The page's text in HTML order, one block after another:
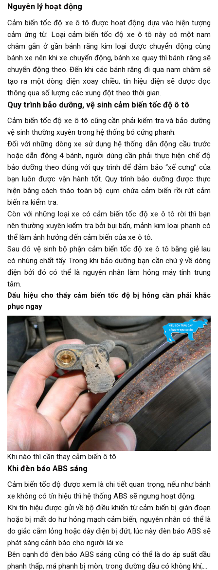
Nguyên lý hoạt động
Cảm biến tốc độ xe ô tô được hoạt động dựa vào hiện tượng
cảm ứng từ. Loại cảm biến tốc độ xe ô tô này có một nam
châm gắn ở gần bánh răng kim loại được chuyển động cùng
bánh xe nên khi xe chuyển động, bánh xe quay thì bánh răng sẽ
chuyển động theo. Đến khi các bánh răng đi qua nam châm sẽ
tạo ra một dòng điện xoay chiều, tín hiệu điện sẽ được đọc
thông qua số lượng các xung đột theo thời gian.
Quy trình bảo dưỡng, vệ sinh cảm biến tốc độ ô tô
Cảm biến tốc độ xe ô tô cũng cần phải kiểm tra và bảo dưỡng
vệ sinh thường xuyên trong hệ thống bó cứng phanh.
Đối với những dòng xe sử dụng hệ thống dẫn động cầu trước
hoặc dẫn động 4 bánh, người dùng cần phải thực hiện chế độ
bảo dưỡng theo đúng với quy trình để đảm bảo “xế cưng” của
bạn luôn được vận hành tốt. Quy trình bảo dưỡng được thực
hiện bằng cách tháo toàn bộ cụm chứa cảm biến rồi rút cảm
biến ra kiểm tra.
Còn với những loại xe có cảm biến tốc độ xe ô tô rời thì bạn
nên thường xuyên kiểm tra bởi bụi bẩn, mảnh kim loại phanh có
thể làm ảnh hưởng đến cảm biến của xe ô tô.
Sau đó vệ sinh bộ phận cảm biến tốc độ xe ô tô bằng giẻ lau
có nhúng chất tẩy. Trong khi bảo dưỡng bạn cần chú ý về dòng
điện bởi đó có thể là nguyên nhân làm hỏng máy tính trung
tâm.
Dấu hiệu cho thấy cảm biến tốc độ bị hỏng cần phải khắc
phục ngay
Khi nào thì cần thay cảm biến ô tô
Khi đèn báo ABS sáng
Cảm biến tốc độ được xem là chi tiết quan trọng, nếu như bánh
xe không có tín hiệu thì hệ thống ABS sẽ ngưng hoạt động.
Khi tín hiệu được gửi về bộ điều khiển từ cảm biến bị gián đoạn
hoặc bị mất do hư hỏng mạch cảm biến, nguyên nhân có thể là
do giắc cắm lỏng hoặc dây điện bị đứt, lúc này đèn báo ABS sẽ
phát sáng cảnh báo cho người lái xe.
Bên cạnh đó đèn báo ABS sáng cũng có thể là do áp suất dầu
phanh thấp, má phanh bị mòn, trong đường dầu có không khí,…